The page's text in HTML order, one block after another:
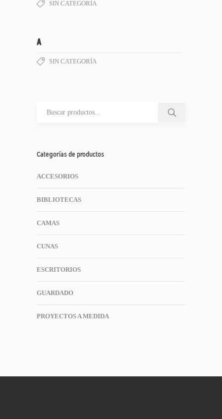
SIN CATEGORÍA
A
SIN CATEGORÍA
Categorías de productos
ACCESORIOS
BIBLIOTECAS
CAMAS
CUNAS
ESCRITORIOS
GUARDADO
PROYECTOS A MEDIDA